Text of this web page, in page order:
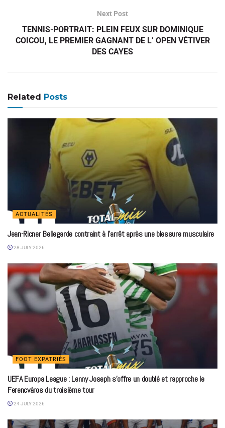
Next Post
TENNIS-PORTRAIT: PLEIN FEUX SUR DOMINIQUE
COICOU, LE PREMIER GAGNANT DE L’ OPEN VÉTIVER
DES CAYES
Related Posts
ACTUALITÉS
Jean-Ricner Bellegarde contraint à l’arrêt après une blessure musculaire
28 JULY 2026
FOOT EXPATRIÉS
UEFA Europa League : Lenny Joseph s’offre un doublé et rapproche le
Ferencváros du troisième tour
24 JULY 2026